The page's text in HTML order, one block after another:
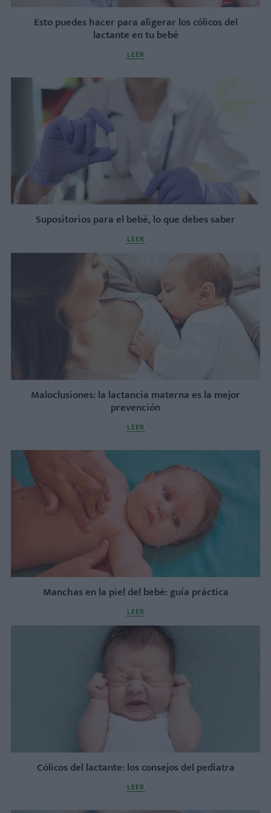
Esto puedes hacer para aligerar los cólicos del
lactante en tu bebé
LEER
Supositorios para el bebé, lo que debes saber
LEER
Maloclusiones: la lactancia materna es la mejor
prevención
LEER
Manchas en la piel del bebé: guía práctica
LEER
Cólicos del lactante: los consejos del pediatra
LEER